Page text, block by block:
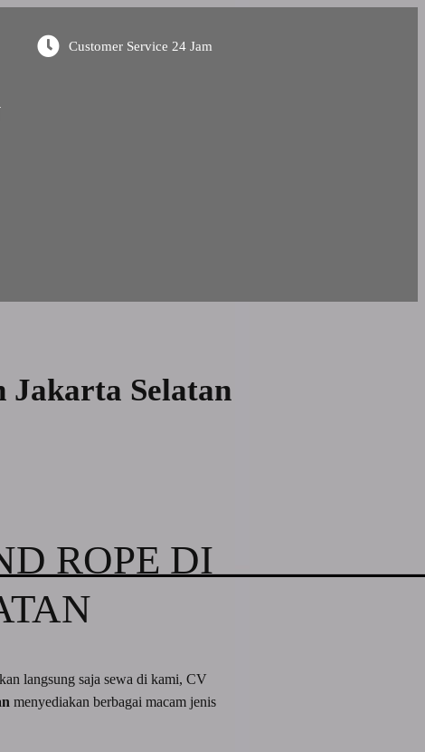
Customer Service 24 Jam
Jakarta Selatan
ROPE DI
langsung saja sewa di kami, CV
menyediakan berbagai macam jenis